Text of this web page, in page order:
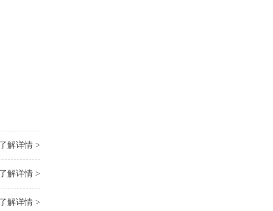
了解详情 >
了解详情 >
了解详情 >